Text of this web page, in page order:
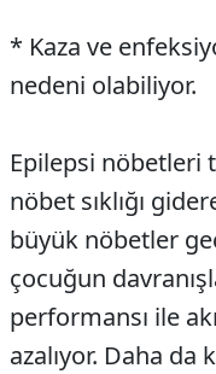
* Kaza ve
nedeni olabiliyor.
Epilepsi nöbetleri
nöbet sıklığı
büyük nöbetler
çocuğun
performansı ile
azalıyor. Daha da